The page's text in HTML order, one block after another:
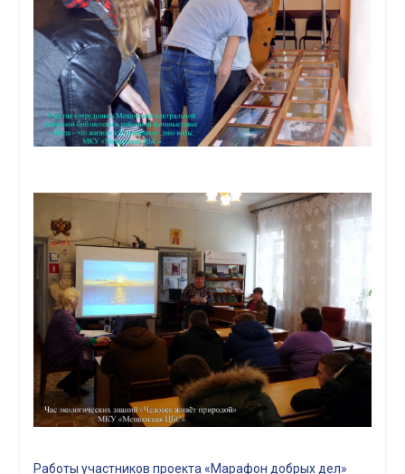
Работы участников проекта «Марафон добрых дел»